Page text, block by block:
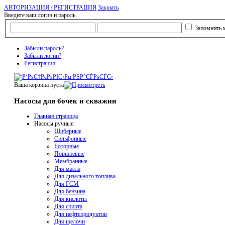
АВТОРИЗАЦИЯ / РЕГИСТРАЦИЯ Закрыть
Введите ваш логин и пароль
Запомнить
Забыли пароль?
Забыли логин?
Регистрация
Ваша корзина пуста
Насосы для бочек и скважин
Главная страница
Насосы ручные
Шиберные
Сильфонные
Роторные
Поршневые
Мембранные
Для масла
Для дизельного топлива
Для ГСМ
Для бензина
Для кислоты
Для спирта
Для нефтепродуктов
Для щелочи